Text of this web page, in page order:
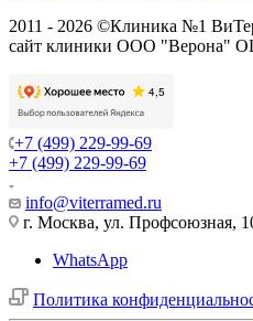
2011 - 2026 ©Клиника №1
сайт клиники ООО "Верона"
+7 (499) 229-99-69
+7 (499) 229-99-69
info@viterramed.ru
г. Москва, ул. Профсоюзная,
WhatsApp
Политика